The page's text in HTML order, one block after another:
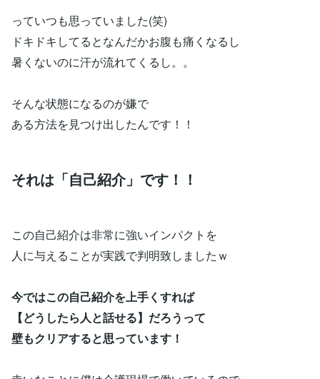
っていつも思っていました(笑)
ドキドキしてるとなんだかお腹も痛くなるし
暑くないのに汗が流れてくるし。。
そんな状態になるのが嫌で
ある方法を見つけ出したんです！！
それは「自己紹介」です！！
この自己紹介は非常に強いインパクトを
人に与えることが実践で判明致しましたｗ
今ではこの自己紹介を上手くすれば
【どうしたら人と話せる】だろうって
壁もクリアすると思っています！